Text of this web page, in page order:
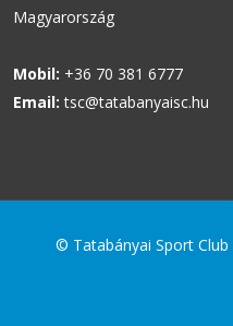
Magyarország
Mobil: +36 70 381 6777
Email: tsc@tatabanyaisc.hu
© Tatabányai Sport Club